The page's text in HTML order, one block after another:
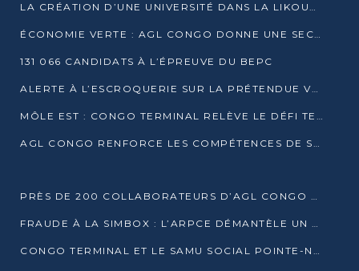
LA CRÉATION D’UNE UNIVERSITÉ DANS LA LIKOUALA AU CŒUR D’UNE RÉFLEXION NATIONALE
ÉCONOMIE VERTE : AGL CONGO DONNE UNE SECONDE VIE À SES DÉCHETS INDUSTRIELS
131 066 CANDIDATS À L’ÉPREUVE DU BEPC
ALERTE À L’ESCROQUERIE SUR LA PRÉTENDUE VENTE DE PARCELLES AFAT
MÔLE EST : CONGO TERMINAL RELÈVE LE DÉFI TECHNIQUE DES SABLES BITUMINEUX
AGL CONGO RENFORCE LES COMPÉTENCES DE SES ÉQUIPES AVEC LA CERTIFICATION CACES® R483
PRÈS DE 200 COLLABORATEURS D’AGL CONGO EN FORMATION JUSQU’EN JUILLET
FRAUDE À LA SIMBOX : L’ARPCE DÉMANTÈLE UN RÉSEAU UTILISANT DES CARTES SIM OUGANDAISES
CONGO TERMINAL ET LE SAMU SOCIAL POINTE-NOIRE RENOUVELLENT LEUR PARTENARIAT EN FAVEUR DES JEUNES VULNÉRABLES